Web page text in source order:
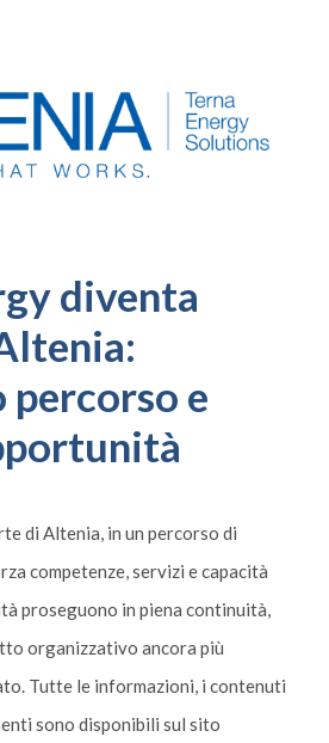
diventa
percorso e
di Altenia, in un percorso di
competenze, servizi e capacità
proseguono in piena continuità,
organizzativo ancora più
Tutte le informazioni, i contenuti
sono disponibili sul sito